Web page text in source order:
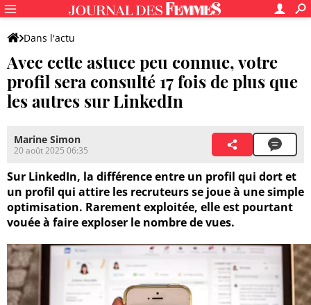
Dans l'actu
Avec cette astuce peu connue, votre
profil sera consulté 17 fois de plus que
les autres sur LinkedIn
Marine Simon
20 août 2025 06:35
Sur LinkedIn, la différence entre un profil qui dort et
un profil qui attire les recruteurs se joue à une simple
optimisation. Rarement exploitée, elle est pourtant
vouée à faire exploser le nombre de vues.